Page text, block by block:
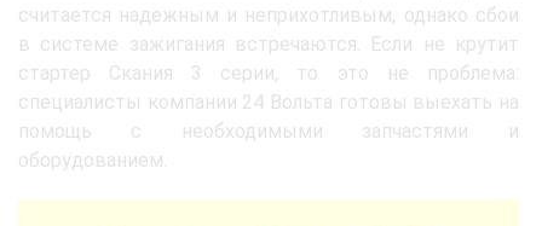
считается надежным и неприхотливым, однако сбои
в системе зажигания встречаются. Если не крутит
стартер Скания 3 серии, то это не проблема:
специалисты компании 24 Вольта готовы выехать на
помощь с необходимыми запчастями и
оборудованием.